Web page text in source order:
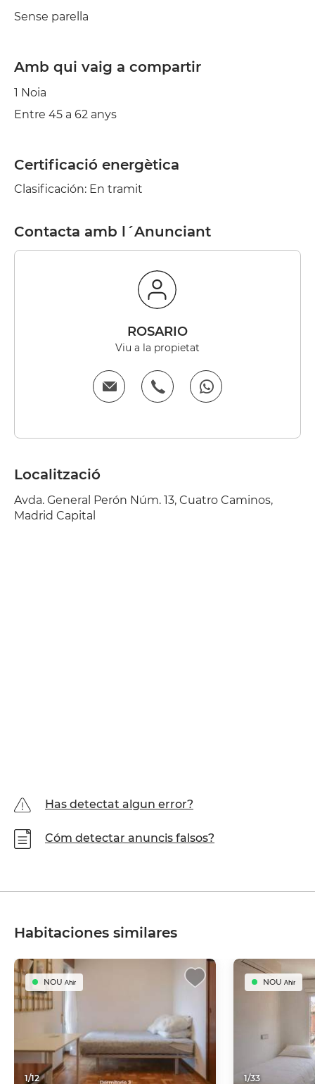
Sense parella
Amb qui vaig a compartir
1 Noia
Entre 45 a 62 anys
Certificació energètica
Clasificación: En tramit
Contacta amb l´Anunciant
ROSARIO
Viu a la propietat
Localització
Avda. General Perón Núm. 13, Cuatro Caminos,
Madrid Capital
Has detectat algun error?
Cóm detectar anuncis falsos?
Habitaciones similares
1/12
NOU Ahir
1/33
NOU Ahir